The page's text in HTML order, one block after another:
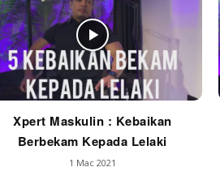
Xpert Maskulin : Kebaikan
Berbekam Kepada Lelaki
1 Mac 2021